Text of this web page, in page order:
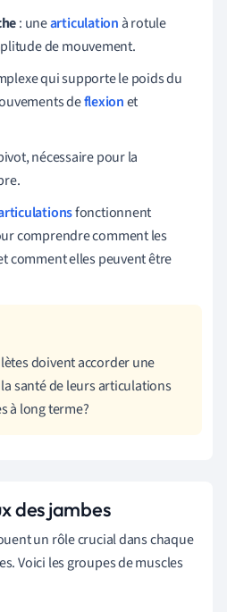
: unearticulation à rotule
de mouvement.
qui supporte le poids du
deflexionet
nécessaire pour la
fonctionnent
comprendre comment les
comment elles peuvent être
doivent accorder une
santé de leurs articulations
à long terme?
des jambes
un rôle crucial dans chaque
Voici les groupes de muscles